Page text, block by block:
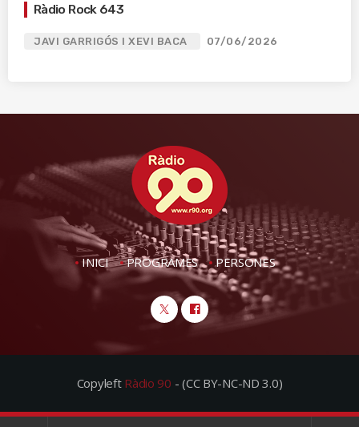
Ràdio Rock 643
JAVI GARRIGÓS I XEVI BACA 07/06/2026
INICI PROGRAMES PERSONES
Copyleft Ràdio 90 - (CC BY-NC-ND 3.0)